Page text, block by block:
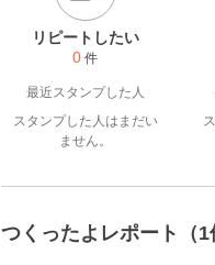
リピートしたい
0 件
最近スタンプした人
スタンプした人はまだい
ません。
つくったよレポート（1